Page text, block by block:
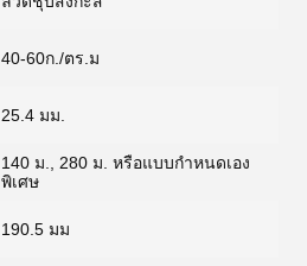
40-60ก./ตร.ม
25.4 มม.
140 ม., 280 ม. หรือแบบกำหนดเอง
พิเศษ
190.5 มม